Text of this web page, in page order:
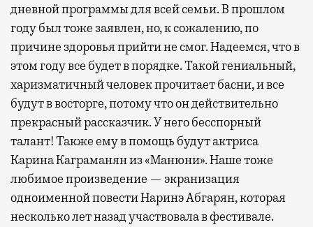
дневной программы для всей семьи. В прошлом
году был тоже заявлен, но, к сожалению, по
причине здоровья прийти не смог. Надеемся, что в
этом году все будет в порядке. Такой гениальный,
харизматичный человек прочитает басни, и все
будут в восторге, потому что он действительно
прекрасный рассказчик. У него бесспорный
талант! Также ему в помощь будут актриса
Карина Каграманян из «Манюни». Наше тоже
любимое произведение — экранизация
одноименной повести Наринэ Абгарян, которая
несколько лет назад участвовала в фестивале.